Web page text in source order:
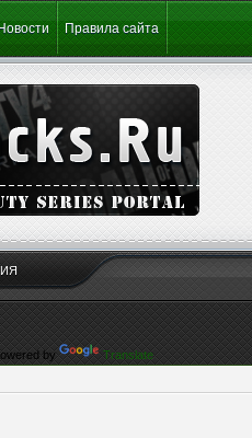
Правила сайта
by
Translate